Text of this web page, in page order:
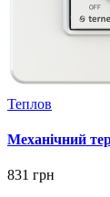
Теплов
Механічний
831 грн